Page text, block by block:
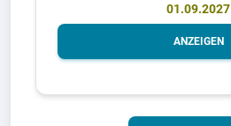
01.09.2027
ANZEIGEN